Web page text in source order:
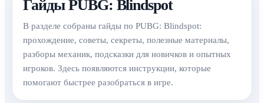
Гайды PUBG: Blindspot
В разделе собраны гайды по PUBG: Blindspot:
прохождение, советы, секреты, полезные материалы,
разборы механик, подсказки для новичков и опытных
игроков. Здесь появляются инструкции, которые
помогают быстрее разобраться в игре.